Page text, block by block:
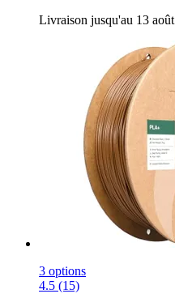
Livraison jusqu'au 13 août
3 options
4.5 (15)